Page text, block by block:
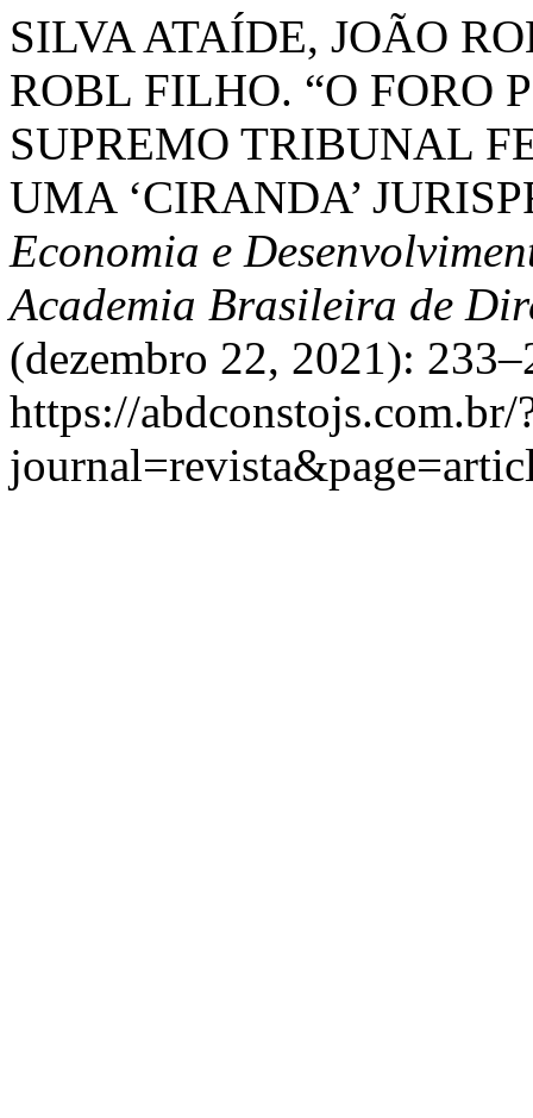
SILVA ATAÍDE, JOÃO
ROBL FILHO. “O FORO
SUPREMO TRIBUNAL
UMA ‘CIRANDA’
Economia e
Academia Brasileira de
(dezembro 22, 2021):
https://abdconstojs.com.br/